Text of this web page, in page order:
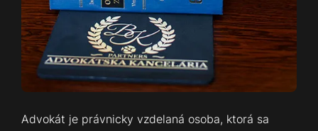
Advokát je právnicky vzdelaná osoba, ktorá sa